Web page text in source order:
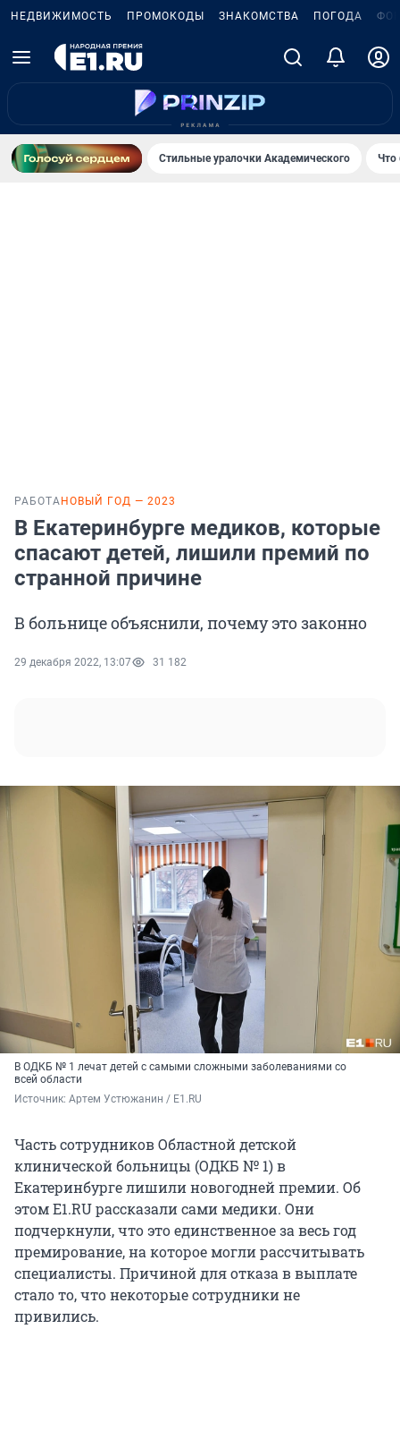
НЕДВИЖИМОСТЬ ПРОМОКОДЫ ЗНАКОМСТВА ПОГОДА
Стильные уралочки Академического Что
РАБОТА НОВЫЙ ГОД — 2023
В Екатеринбурге медиков, которые
спасают детей, лишили премий по
странной причине
В больнице объяснили, почему это законно
29 декабря 2022, 13:07 31 182
В ОДКБ № 1 лечат детей с самыми сложными заболеваниями со
всей области
Источник: Артем Устюжанин / E1.RU
Часть сотрудников Областной детской
клинической больницы (ОДКБ № 1) в
Екатеринбурге лишили новогодней премии. Об
этом E1.RU рассказали сами медики. Они
подчеркнули, что это единственное за весь год
премирование, на которое могли рассчитывать
специалисты. Причиной для отказа в выплате
стало то, что некоторые сотрудники не
привились.